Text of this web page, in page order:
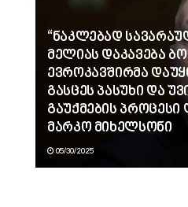
“ნაკლებად
მელიას დაკავება
ევროკავშირმა
გასცეს პასუხი და
გაუქმების პროცესი
მარკო მიხელსონი
05/30/2025